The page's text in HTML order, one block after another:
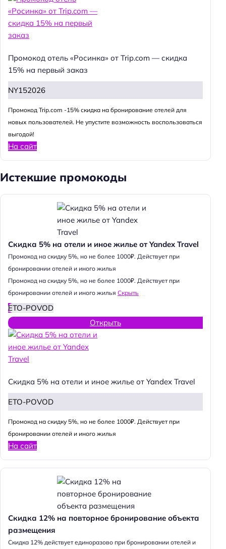
Промокод отель «Росинка» от Trip.com — скидка
15% на первый заказ
NY152026
Промокод Trip.com -15% скидка на бронирование отелей для
новых пользователей. Не упустите возможность воспользоваться
выгодой!
На сайт
Истекшие промокоды
Скидка 5% на отели и иное жилье от Yandex Travel
Промокод на скидку 5%, но не более 1000₽. Действует при
бронировании отелей и иного жилья
Промокод на скидку 5%, но не более 1000₽. Действует при
бронировании отелей и иного жилья Скрыть
ETO-POVOD
Открыть
Скидка 5% на отели и иное жилье от Yandex Travel
ETO-POVOD
Промокод на скидку 5%, но не более 1000₽. Действует при
бронировании отелей и иного жилья
На сайт
Скидка 12% на повторное бронирование объекта
размещения
Cкидка 12% действует единоразово при бронировании отелей и